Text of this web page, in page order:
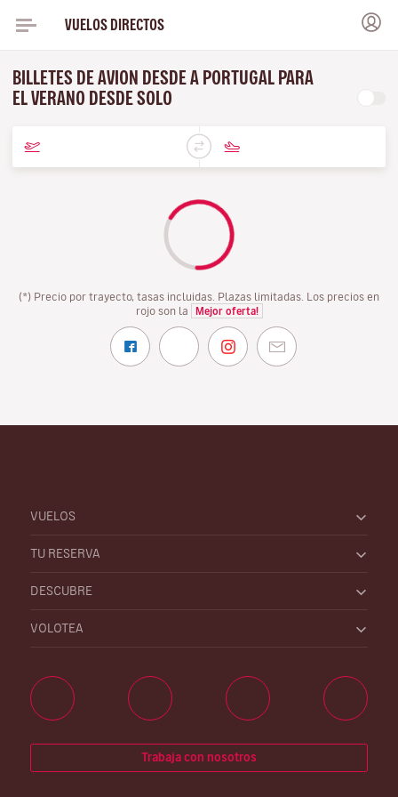
VUELOS DIRECTOS
BILLETES DE AVION DESDE A PORTUGAL PARA
EL VERANO DESDE SOLO
(*) Precio por trayecto, tasas incluidas. Plazas limitadas. Los precios en
rojo son la
Mejor oferta!
VUELOS
TU RESERVA
DESCUBRE
VOLOTEA
Trabaja con nosotros